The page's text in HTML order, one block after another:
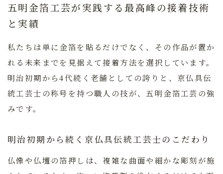
五明金箔工芸が実践する最高峰の接着技術
と実績
私たちは単に金箔を貼るだけでなく、その作品が置か
れる未来までを見据えて接着方法を選択しています。
明治初期から4代続く老舗としての誇りと、京仏具伝
統工芸士の称号を持つ職人の技が、五明金箔工芸の強
みです。
明治初期から続く京仏具伝統工芸士のこだわり
仏像や仏壇の箔押しは、複雑な曲面や細かな彫刻が施